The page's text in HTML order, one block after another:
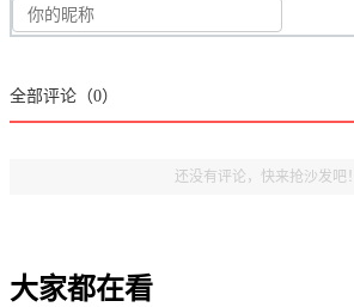
全部评论（0）
还没有评论，快来抢沙发吧！
大家都在看